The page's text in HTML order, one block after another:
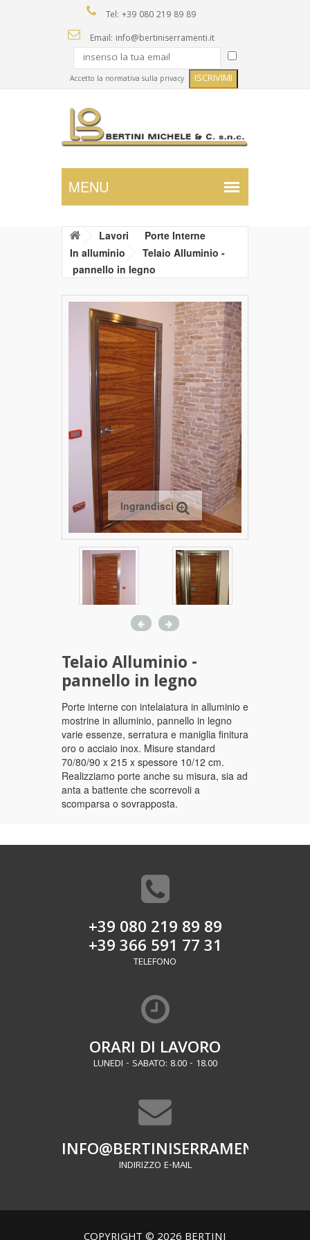
Tel: +39 080 219 89 89
Email: info@bertiniserramenti.it
Accetto la normativa sulla privacy
Lavori
Porte Interne
In alluminio
Telaio Alluminio -
pannello in legno
Ingrandisci
Telaio Alluminio -
pannello in legno
Porte interne con intelaiatura in alluminio e
mostrine in alluminio, pannello in legno
varie essenze, serratura e maniglia finitura
oro o acciaio inox. Misure standard
70/80/90 x 215 x spessore 10/12 cm.
Realizziamo porte anche su misura, sia ad
anta a battente che scorrevoli a
scomparsa o sovrapposta.
+39 080 219 89 89
+39 366 591 77 31
TELEFONO
ORARI DI LAVORO
LUNEDI - SABATO: 8.00 - 18.00
INFO@BERTINISERRAMENTI.IT
INDIRIZZO E-MAIL